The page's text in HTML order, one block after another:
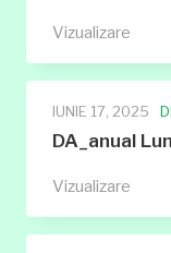
Vizualizare
DA_anual
IUNIE 17, 2025
Vizualizare